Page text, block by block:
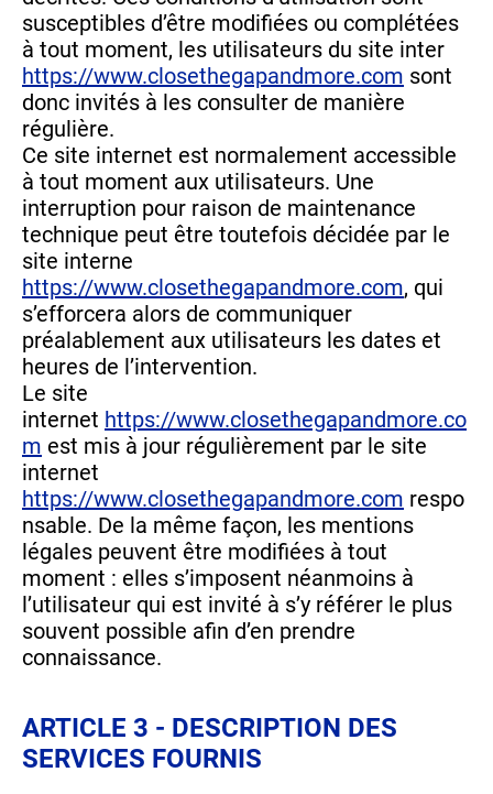
susceptibles d’être modifiées ou complétées
à tout moment, les utilisateurs du site inter
https://www.closethegapandmore.com sont
donc invités à les consulter de manière
régulière.
Ce site internet est normalement accessible
à tout moment aux utilisateurs. Une
interruption pour raison de maintenance
technique peut être toutefois décidée par le
site interne
https://www.closethegapandmore.com, qui
s’efforcera alors de communiquer
préalablement aux utilisateurs les dates et
heures de l’intervention.
Le site
internet https://www.closethegapandmore.co
m est mis à jour régulièrement par le site
internet
https://www.closethegapandmore.com respo
nsable. De la même façon, les mentions
légales peuvent être modifiées à tout
moment : elles s’imposent néanmoins à
l’utilisateur qui est invité à s’y référer le plus
souvent possible afin d’en prendre
connaissance.
ARTICLE 3 - DESCRIPTION DES
SERVICES FOURNIS